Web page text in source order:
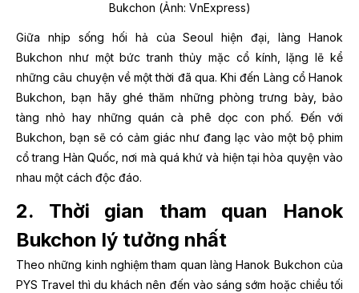
Bukchon (Ảnh: VnExpress)
Giữa nhịp sống hối hả của Seoul hiện đại, làng Hanok
Bukchon như một bức tranh thủy mặc cổ kính, lặng lẽ kể
những câu chuyện về một thời đã qua. Khi đến Làng cổ Hanok
Bukchon, bạn hãy ghé thăm những phòng trưng bày, bảo
tàng nhỏ hay những quán cà phê dọc con phố. Đến với
Bukchon, bạn sẽ có cảm giác như đang lạc vào một bộ phim
cổ trang Hàn Quốc, nơi mà quá khứ và hiện tại hòa quyện vào
nhau một cách độc đáo.
2. Thời gian tham quan Hanok
Bukchon lý tưởng nhất
Theo những kinh nghiệm tham quan làng Hanok Bukchon của
PYS Travel thì du khách nên đến vào sáng sớm hoặc chiều tối